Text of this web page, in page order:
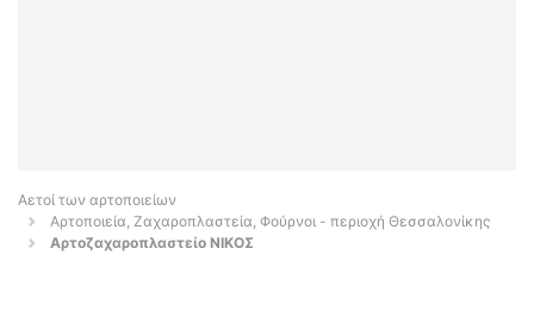
Αετοί των αρτοποιείων
Αρτοποιεία, Ζαχαροπλαστεία, Φούρνοι - περιοχή Θεσσαλονίκης
Αρτοζαχαροπλαστείο ΝΙΚΟΣ